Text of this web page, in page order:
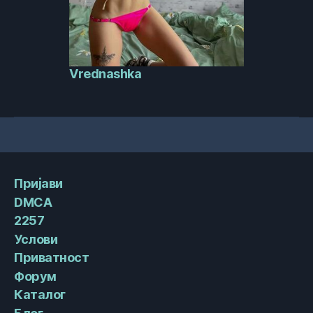
Vrednashka
Пријави
DMCA
2257
Услови
Приватност
Форум
Каталог